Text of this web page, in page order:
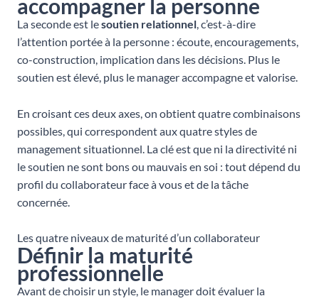
accompagner la personne
La seconde est lesoutien relationnel, c’est-à-dire
l’attention portée à la personne : écoute, encouragements,
co-construction, implication dans les décisions. Plus le
soutien est élevé, plus le manager accompagne et valorise.
En croisant ces deux axes, on obtient quatre combinaisons
possibles, qui correspondent aux quatre styles de
management situationnel. La clé est que ni la directivité ni
le soutien ne sont bons ou mauvais en soi : tout dépend du
profil du collaborateur face à vous et de la tâche
concernée.
Les quatre niveaux de maturité d’un collaborateur
Définir la maturité
professionnelle
Avant de choisir un style, le manager doit évaluer la